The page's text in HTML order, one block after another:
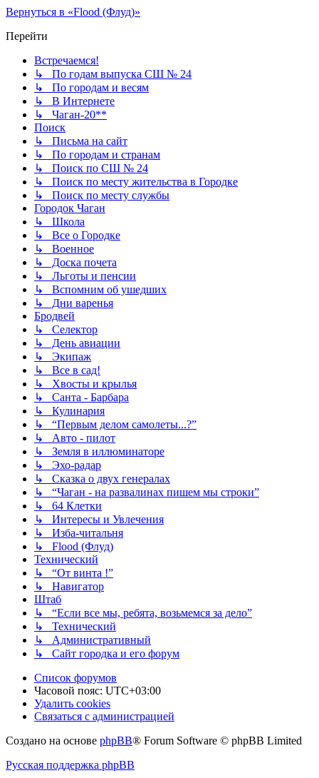
Вернуться в «Flood (Флуд)»
Перейти
Встречаемся!
↳ По годам выпуска СШ № 24
↳ По городам и весям
↳ В Интернете
↳ Чаган-20**
Поиск
↳ Письма на сайт
↳ По городам и странам
↳ Поиск по СШ № 24
↳ Поиск по месту жительства в Городке
↳ Поиск по месту службы
Городок Чаган
↳ Школа
↳ Все о Городке
↳ Военное
↳ Доска почета
↳ Льготы и пенсии
↳ Вспомним об ушедших
↳ Дни варенья
Бродвей
↳ Селектор
↳ День авиации
↳ Экипаж
↳ Все в сад!
↳ Хвосты и крылья
↳ Санта - Барбара
↳ Кулинария
↳ “Первым делом самолеты...?”
↳ Авто - пилот
↳ Земля в иллюминаторе
↳ Эхо-радар
↳ Сказка о двух генералах
↳ “Чаган - на развалинах пишем мы строки”
↳ 64 Клетки
↳ Интересы и Увлечения
↳ Изба-читальня
↳ Flood (Флуд)
Технический
↳ “От винта !”
↳ Навигатор
Штаб
↳ “Если все мы, ребята, возьмемся за дело”
↳ Технический
↳ Административный
↳ Сайт городка и его форум
Список форумов
Часовой пояс: UTC+03:00
Удалить cookies
Связаться с администрацией
Создано на основе phpBB® Forum Software © phpBB Limited
Русская поддержка phpBB